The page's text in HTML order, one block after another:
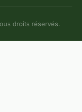
droits réservés.